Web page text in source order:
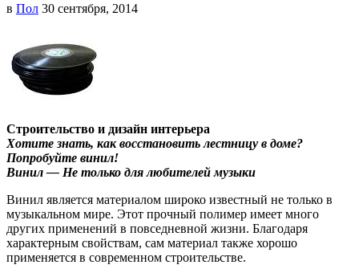
в Пол 30 сентября, 2014
Строительство и дизайн интерьера
Хотите знать, как восстановить лестницу в доме?
Попробуйте винил!
Винил — Не только для любителей музыки
Винил является материалом широко известный не только в
музыкальном мире. Этот прочный полимер имеет много
других применений в повседневной жизни. Благодаря
характерным свойствам, сам материал также хорошо
применяется в современном строительстве.